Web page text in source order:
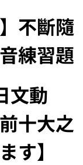
不斷隨
練習題
文動
十大之
す】